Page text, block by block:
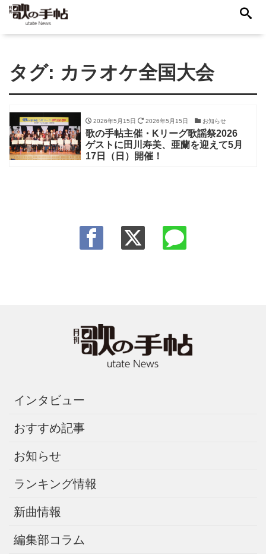
タグ: カラオケ全国大会
2026年5月15日 2026年5月15日 お知らせ
歌の手帖主催・Kリーグ歌謡祭2026
ゲストに田川寿美、亜蘭を迎えて5月
17日（日）開催！
インタビュー
おすすめ記事
お知らせ
ランキング情報
新曲情報
編集部コラム